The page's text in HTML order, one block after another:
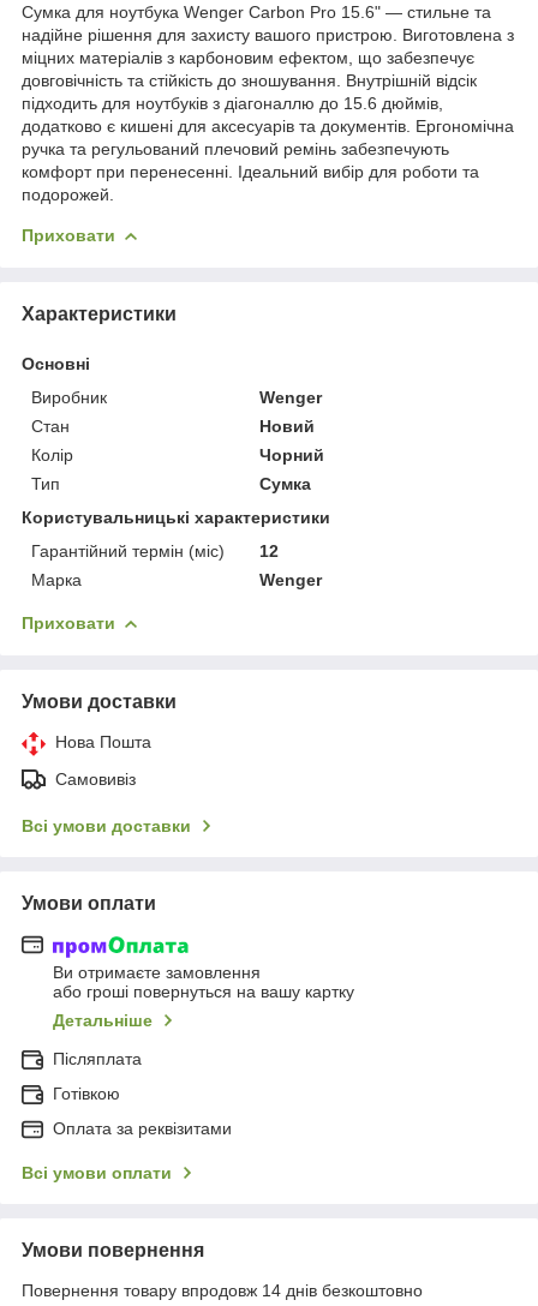
Сумка для ноутбука Wenger Carbon Pro 15.6" — стильне та
надійне рішення для захисту вашого пристрою. Виготовлена з
міцних матеріалів з карбоновим ефектом, що забезпечує
довговічність та стійкість до зношування. Внутрішній відсік
підходить для ноутбуків з діагоналлю до 15.6 дюймів,
додатково є кишені для аксесуарів та документів. Ергономічна
ручка та регульований плечовий ремінь забезпечують
комфорт при перенесенні. Ідеальний вибір для роботи та
подорожей.
Приховати
Характеристики
Основні
Виробник
Wenger
Стан
Новий
Колір
Чорний
Тип
Сумка
Користувальницькі характеристики
Гарантійний термін (міс)
12
Марка
Wenger
Приховати
Умови доставки
Нова Пошта
Самовивіз
Всі умови доставки
Умови оплати
Ви отримаєте замовлення
або гроші повернуться на вашу картку
Детальніше
Післяплата
Готівкою
Оплата за реквізитами
Всі умови оплати
Умови повернення
Повернення товару впродовж 14 днів безкоштовно